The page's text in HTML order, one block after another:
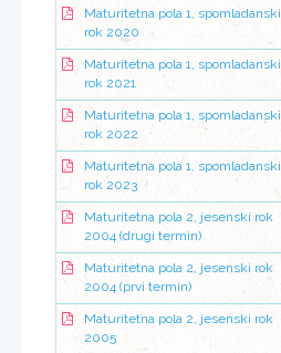
Maturitetna pola 1, spomladanski
rok 2020
Maturitetna pola 1, spomladanski
rok 2021
Maturitetna pola 1, spomladanski
rok 2022
Maturitetna pola 1, spomladanski
rok 2023
Maturitetna pola 2, jesenski rok
2004 (drugi termin)
Maturitetna pola 2, jesenski rok
2004 (prvi termin)
Maturitetna pola 2, jesenski rok
2005